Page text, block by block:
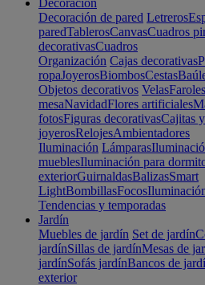
Decoración
Decoración de pared Letreros
paredTablerosCanvasCuadros
decorativasCuadros
Organización Cajas decorativas
ropaJoyerosBiombosCestas
Objetos decorativos VelasFaroles
mesaNavidadFlores artificiales
fotosFiguras decorativasCajitas y
joyerosRelojesAmbientadores
Iluminación Lámparas
mueblesIluminación para
exteriorGuirnaldasBalizasSmart
LightBombillasFocos
Tendencias y temporadas
Jardín
Muebles de jardín Set de jardín
jardínSillas de jardínMesas de
jardínSofás jardínBancos de
exterior